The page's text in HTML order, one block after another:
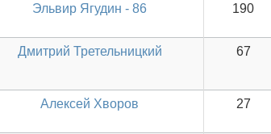
Эльвир Ягудин - 86 190
Дмитрий Третельницкий 67
Алексей Хворов 27